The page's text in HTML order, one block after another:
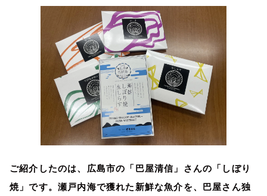
ご紹介したのは、広島市の「巴屋清信」さんの「しぼり
焼」です。瀬戸内海で獲れた新鮮な魚介を、巴屋さん独